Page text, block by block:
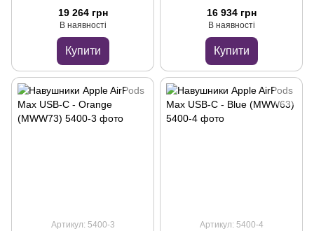
19 264 грн
В наявності
Купити
16 934 грн
В наявності
Купити
Артикул: 5400-3 Артикул: 5400-4